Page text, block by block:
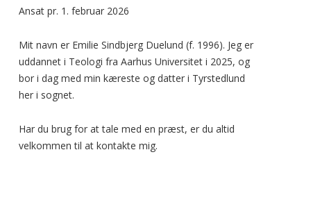
Ansat pr. 1. februar 2026
Mit navn er Emilie Sindbjerg Duelund (f. 1996). Jeg er
uddannet i Teologi fra Aarhus Universitet i 2025, og
bor i dag med min kæreste og datter i Tyrstedlund
her i sognet.
Har du brug for at tale med en præst, er du altid
velkommen til at kontakte mig.